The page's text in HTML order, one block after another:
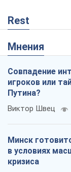
Rest
Мнения
Совпадение
игроков или
Путина?
Виктор Швец
Минск
в условиях
кризиса